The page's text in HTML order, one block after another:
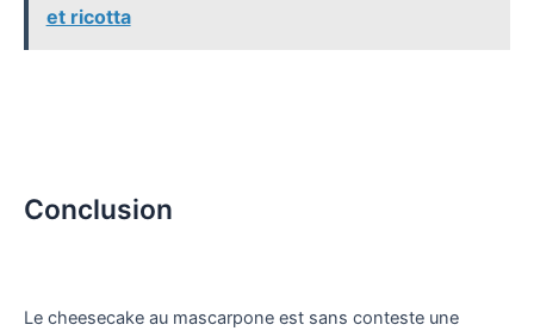
et ricotta
Conclusion
Le cheesecake au mascarpone est sans conteste une